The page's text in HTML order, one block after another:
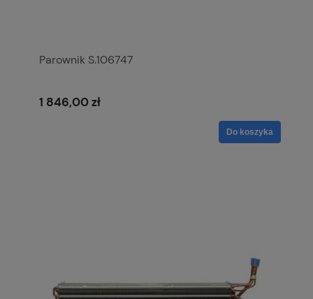
Parownik S.106747
1 846,00 zł
Do koszyka